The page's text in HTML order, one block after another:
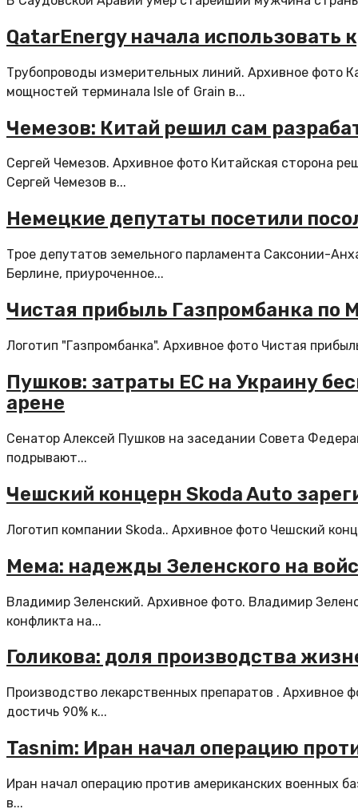
QatarEnergy начала
Трубопроводы измерительных линий. Архивное фото
мощностей терминала Isle of Grain в...
Чемезов: Китай решил сам
Сергей Чемезов. Архивное фото Китайская сторона
Сергей Чемезов в...
Немецкие депутаты посетили
Трое депутатов земельного парламента Саксонии-
Берлине, приуроченное...
Чистая прибыль Газпромбанка по
Логотип "Газпромбанка". Архивное фото Чистая
Пушков: затраты ЕС на Украину
арене
Сенатор Алексей Пушков на заседании Совета
подрывают...
Чешский концерн Skoda Auto
Логотип компании Skoda.. Архивное фото Чешский
Мема: надежды Зеленского на
Владимир Зеленский. Архивное фото. Владимир
конфликта на...
Голикова: доля производства
Производство лекарственных препаратов .
достичь 90% к...
Tasnim: Иран начал операцию
Иран начал операцию против американских военных
в...